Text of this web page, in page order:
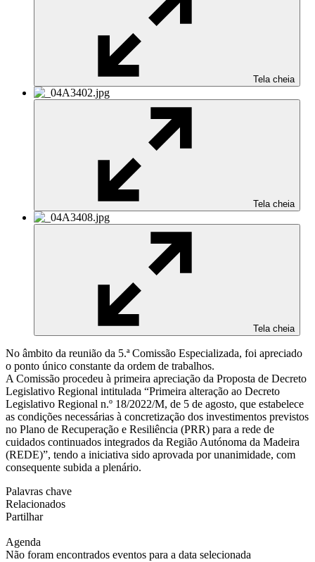
Tela cheia
Tela cheia
Tela cheia
No âmbito da reunião da 5.ª Comissão Especializada, foi apreciado
o ponto único constante da ordem de trabalhos.
A Comissão procedeu à primeira apreciação da Proposta de Decreto
Legislativo Regional intitulada “Primeira alteração ao Decreto
Legislativo Regional n.º 18/2022/M, de 5 de agosto, que estabelece
as condições necessárias à concretização dos investimentos previstos
no Plano de Recuperação e Resiliência (PRR) para a rede de
cuidados continuados integrados da Região Autónoma da Madeira
(REDE)”, tendo a iniciativa sido aprovada por unanimidade, com
consequente subida a plenário.
Palavras chave
Relacionados
Partilhar
Agenda
Não foram encontrados eventos para a data selecionada